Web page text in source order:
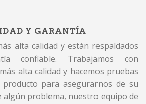
Y GARANTÍA
alta calidad y están respaldados
confiable. Trabajamos con
alta calidad y hacemos pruebas
para asegurarnos de su
algún problema, nuestro equipo de